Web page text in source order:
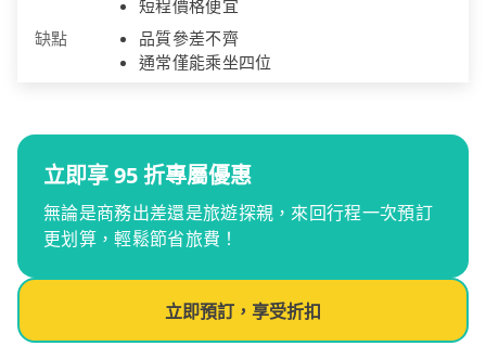
短程價格便宜
缺點
品質參差不齊
通常僅能乘坐四位
立即享 95 折專屬優惠
無論是商務出差還是旅遊探親，來回行程一次預訂
更划算，輕鬆節省旅費！
立即預訂，享受折扣